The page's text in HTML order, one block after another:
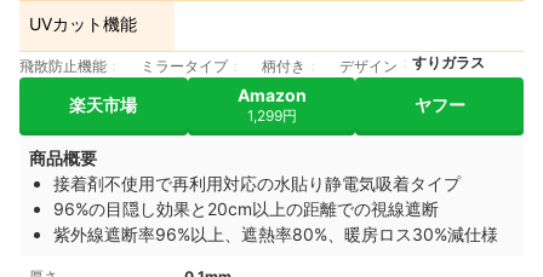
UVカット機能
飛散防止機能 ミラータイプ 柄付き デザイン すりガラス
楽天市場 Amazon
1,299円
ヤフー
商品概要
接着剤不使用で再利用対応の水貼り静電気吸着タイプ
96%の目隠し効果と20cm以上の距離での視線遮断
紫外線遮断率96%以上、遮熱率80%、暖房ロス30%減仕様